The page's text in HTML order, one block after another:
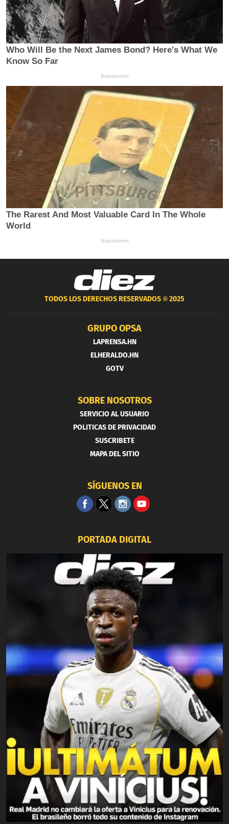
TODOS LOS DERECHOS RESERVADOS ®2025
GRUPO OPSA
LAPRENSA.HN
ELHERALDO.HN
GOTV
SOBRE NOSOTROS
SERVICIO AL USUARIO
POLITICAS DE PRIVACIDAD
SUSCRIBETE
MAPA DEL SITIO
SÍGUENOS EN
PORTADA DIGITAL